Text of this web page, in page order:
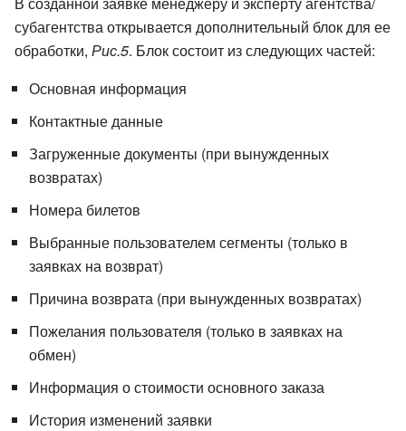
субагентства открывается дополнительный блок для ее
обработки, Рис.5. Блок состоит из следующих частей:
Основная информация
Контактные данные
Загруженные документы (при вынужденных
возвратах)
Номера билетов
Выбранные пользователем сегменты (только в
заявках на возврат)
Причина возврата (при вынужденных возвратах)
Пожелания пользователя (только в заявках на
обмен)
Информация о стоимости основного заказа
История изменений заявки